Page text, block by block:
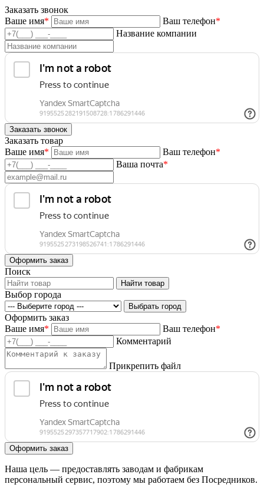
Заказать звонок
Ваше имя* Ваш телефон*
Название компании
Заказать товар
Ваше имя* Ваш телефон*
Ваша почта*
Поиск
Выбор города
Оформить заказ
Ваше имя* Ваш телефон*
Комментарий
Прикрепить файл
Наша цель — предоставлять заводам и фабрикам
персональный сервис, поэтому мы работаем без Посредников.